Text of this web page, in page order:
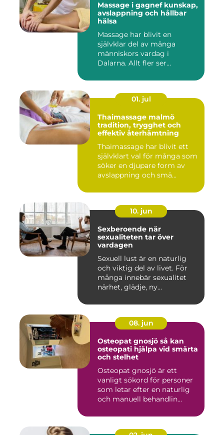
Massage i gagnef kunskap,
avslappning och hållbar
hälsa
Massage har blivit en
självklar del av många
människors vardag i
Dalarna. Allt fler ser
01. jul
Thaimassage malmö
tradition, trygghet och
effektiv återhämtning
Thaimassage har blivit ett
självklart val för många som
söker en djupare form av
avslappning och smä...
10. jun
Sexberoende när
sexualiteten tar över
vardagen
Sexuell lust är en naturlig
och viktig del av livet. För
många innebär sexualitet
närhet, glädje, ny...
08. jun
Osteopat gnosjö så kan
osteopati hjälpa vid smärta
och stelhet
Osteopat gnosjö är ett
vanligt sökord för personer
som letar efter en naturlig
och manuell behandlin...